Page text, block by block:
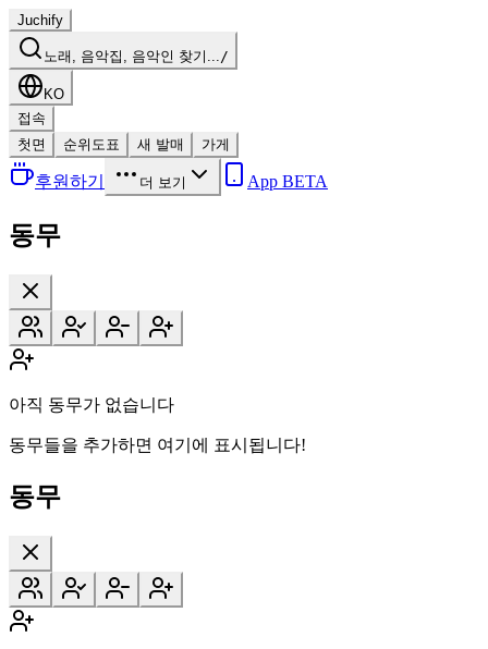
Juchify
노래, 음악집, 음악인 찾기.../
KO
접속
첫면
순위도표 새 발매 가게
후원하기 더 보기 App BETA
동무
아직 동무가 없습니다
동무들을 추가하면 여기에 표시됩니다!
동무